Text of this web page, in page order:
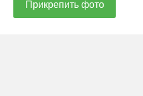
Прикрепить фото